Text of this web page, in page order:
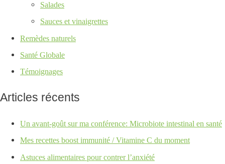
Salades
Sauces et vinaigrettes
Remèdes naturels
Santé Globale
Témoignages
Articles récents
Un avant-goût sur ma conférence: Microbiote intestinal en santé
Mes recettes boost immunité / Vitamine C du moment
Astuces alimentaires pour contrer l’anxiété